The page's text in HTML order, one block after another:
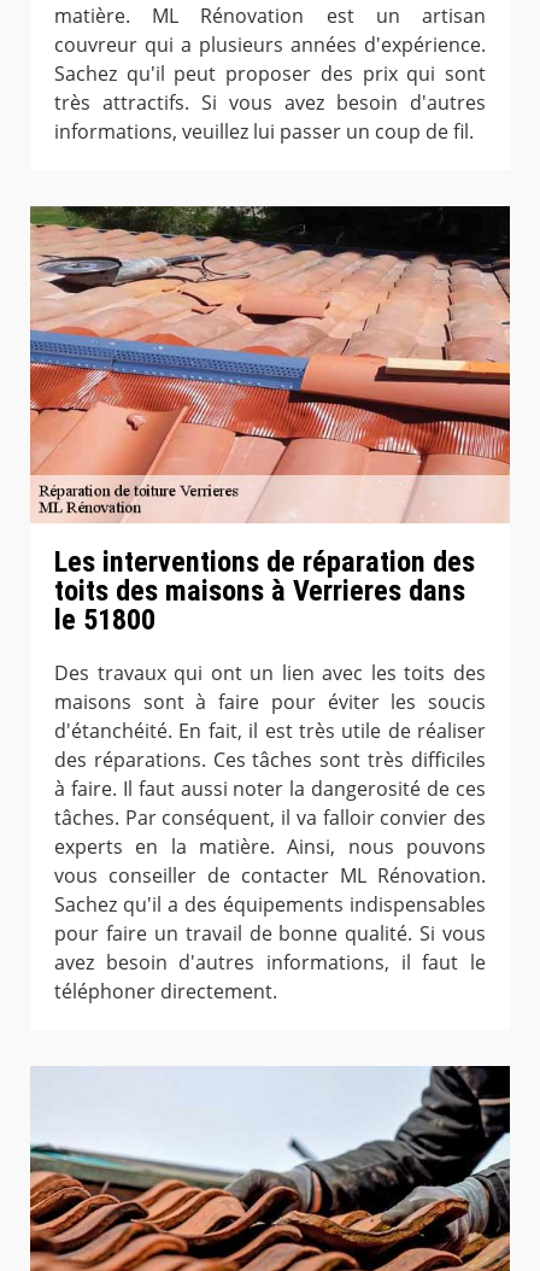
matière. ML Rénovation est un artisan
couvreur qui a plusieurs années d'expérience.
Sachez qu'il peut proposer des prix qui sont
très attractifs. Si vous avez besoin d'autres
informations, veuillez lui passer un coup de fil.
Les interventions de réparation des
toits des maisons à Verrieres dans
le 51800
Des travaux qui ont un lien avec les toits des
maisons sont à faire pour éviter les soucis
d'étanchéité. En fait, il est très utile de réaliser
des réparations. Ces tâches sont très difficiles
à faire. Il faut aussi noter la dangerosité de ces
tâches. Par conséquent, il va falloir convier des
experts en la matière. Ainsi, nous pouvons
vous conseiller de contacter ML Rénovation.
Sachez qu'il a des équipements indispensables
pour faire un travail de bonne qualité. Si vous
avez besoin d'autres informations, il faut le
téléphoner directement.